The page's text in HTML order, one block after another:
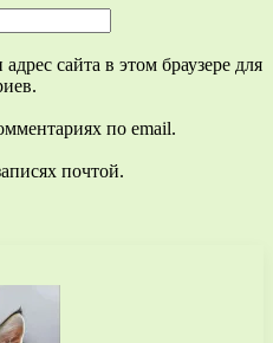
сайта в этом браузере для
по email.
почтой.